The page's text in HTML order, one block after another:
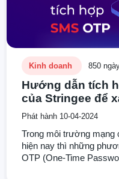
Kinh doanh 850
Hướng dẫn tích
của Stringee để
Phát hành 10-04-2024
Trong môi trường mạng
hiện nay thì những
OTP (One-Time